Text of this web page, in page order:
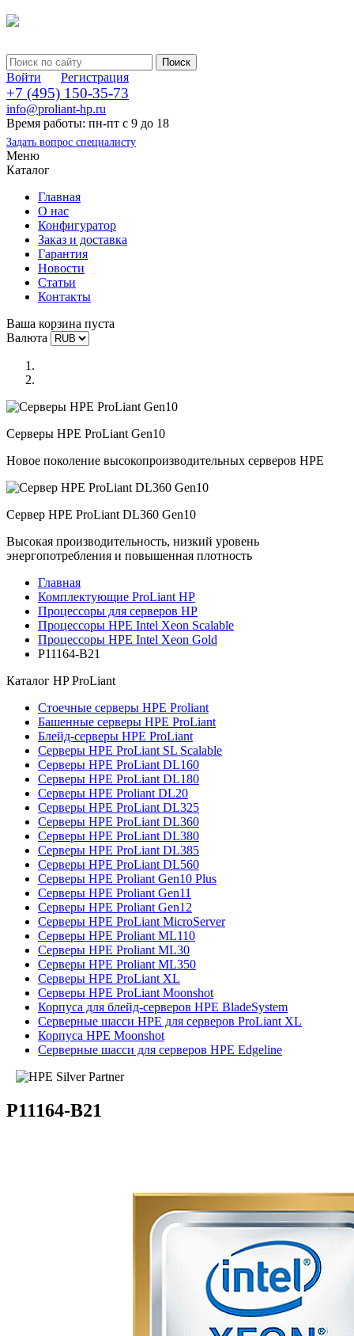
Войти Регистрация
+7 (495) 150-35-73
info@proliant-hp.ru
Время работы: пн-пт с 9 до 18
Задать вопрос специалисту
Меню
Каталог
Главная
О нас
Конфигуратор
Заказ и доставка
Гарантия
Новости
Статьи
Контакты
Ваша корзина пуста
Валюта
Серверы HPE ProLiant Gen10
Новое поколение высокопроизводительных серверов HPE
Сервер HPE ProLiant DL360 Gen10
Высокая производительность, низкий уровень
энергопотребления и повышенная плотность
Главная
Комплектующие ProLiant HP
Процессоры для серверов HP
Процессоры HPE Intel Xeon Scalable
Процессоры HPE Intel Xeon Gold
P11164-B21
Каталог HP ProLiant
Стоечные серверы HPE Proliant
Башенные серверы HPE ProLiant
Блейд-серверы HPE ProLiant
Серверы HPE ProLiant SL Scalable
Серверы HPE ProLiant DL160
Серверы HPE ProLiant DL180
Серверы HPE Proliant DL20
Серверы HPE ProLiant DL325
Серверы HPE ProLiant DL360
Серверы HPE ProLiant DL380
Серверы HPE ProLiant DL385
Серверы HPE ProLiant DL560
Серверы HPE Proliant Gen10 Plus
Серверы HPE Proliant Gen11
Серверы HPE Proliant Gen12
Серверы HPE ProLiant MicroServer
Серверы HPE Proliant ML110
Серверы HPE Proliant ML30
Серверы HPE Proliant ML350
Серверы HPE ProLiant XL
Серверы HPE ProLiant Moonshot
Корпуса для блейд-серверов HPE BladeSystem
Серверные шасси HPE для серверов ProLiant XL
Корпуса HPE Moonshot
Серверные шасси для серверов HPE Edgeline
P11164-B21